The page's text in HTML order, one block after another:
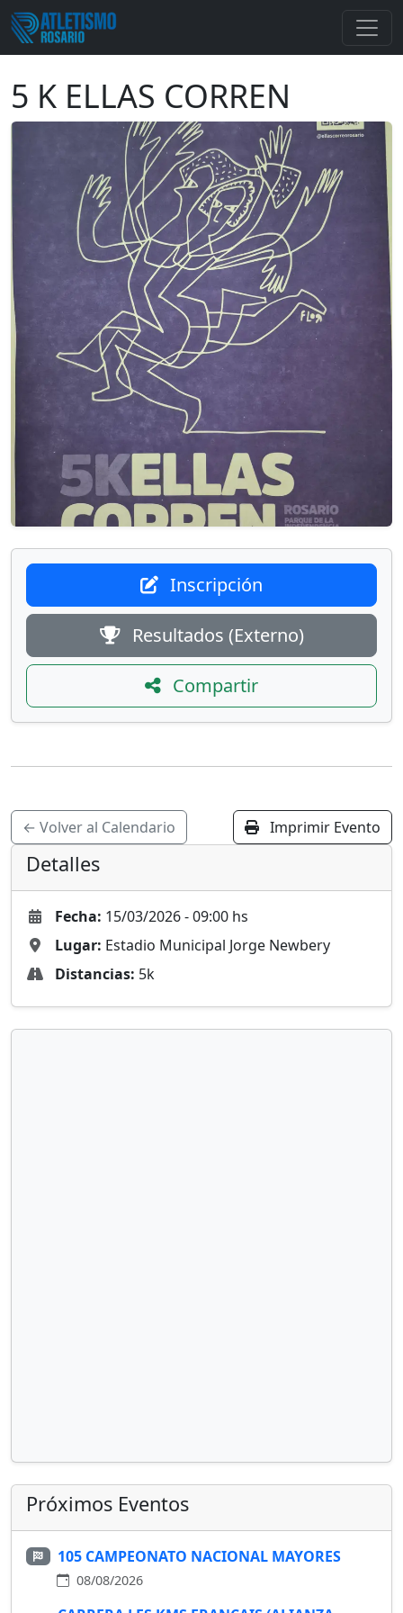
5 K ELLAS CORREN
Inscripción
Resultados (Externo)
Compartir
← Volver al Calendario Imprimir Evento
Detalles
Fecha: 15/03/2026 - 09:00 hs
Lugar: Estadio Municipal Jorge Newbery
Distancias: 5k
Próximos Eventos
105 CAMPEONATO NACIONAL MAYORES
08/08/2026